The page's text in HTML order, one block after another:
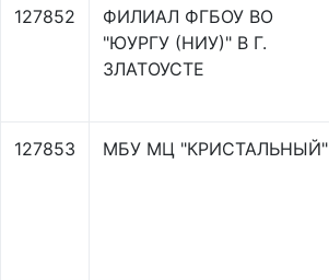
127852
ФИЛИАЛ ФГБОУ ВО
"ЮУРГУ (НИУ)" В Г.
ЗЛАТОУСТЕ
127853 МБУ МЦ "КРИСТАЛЬНЫЙ"